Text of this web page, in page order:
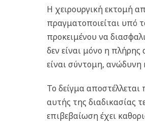
Η χειρουργική εκτομή
πραγματοποιείται υπό
προκειμένου να
δεν είναι μόνο η
είναι σύντομη, ανώδυνη
Το δείγμα
αυτής της διαδικασίας
επιβεβαίωση έχει